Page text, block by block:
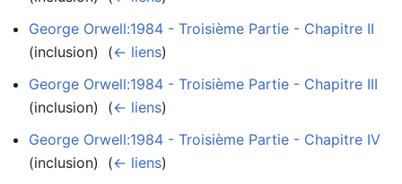
George Orwell:1984 - Troisième Partie - Chapitre II
(inclusion) ‎ (← liens)
George Orwell:1984 - Troisième Partie - Chapitre III
(inclusion) ‎ (← liens)
George Orwell:1984 - Troisième Partie - Chapitre IV
(inclusion) ‎ (← liens)